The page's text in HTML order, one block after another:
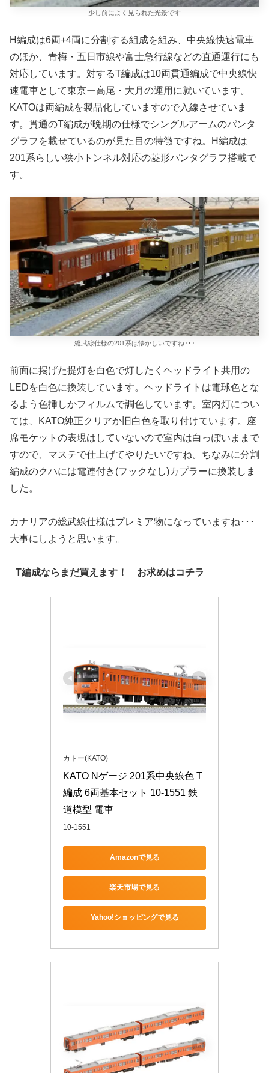
少し前によく見られた光景です
H編成は6両+4両に分割する組成を組み、中央線快速電車
のほか、青梅・五日市線や富士急行線などの直通運行にも
対応しています。対するT編成は10両貫通編成で中央線快
速電車として東京ー高尾・大月の運用に就いています。
KATOは両編成を製品化していますので入線させていま
す。貫通のT編成が晩期の仕様でシングルアームのパンタ
グラフを載せているのが見た目の特徴ですね。H編成は
201系らしい狭小トンネル対応の菱形パンタグラフ搭載で
す。
総武線仕様の201系は懐かしいですね･･･
前面に掲げた提灯を白色で灯したくヘッドライト共用の
LEDを白色に換装しています。ヘッドライトは電球色とな
るよう色挿しかフィルムで調色しています。室内灯につい
ては、KATO純正クリアか旧白色を取り付けています。座
席モケットの表現はしていないので室内は白っぽいままで
すので、マステで仕上げてやりたいですね。ちなみに分割
編成のクハには電連付き(フックなし)カプラーに換装しま
した。
カナリアの総武線仕様はプレミア物になっていますね･･･
大事にしようと思います。
T編成ならまだ買えます！ お求めはコチラ
カトー(KATO)
KATO Nゲージ 201系中央線色 T
編成 6両基本セット 10-1551 鉄
道模型 電車
10-1551
Amazonで見る
楽天市場で見る
Yahoo!ショッピングで見る